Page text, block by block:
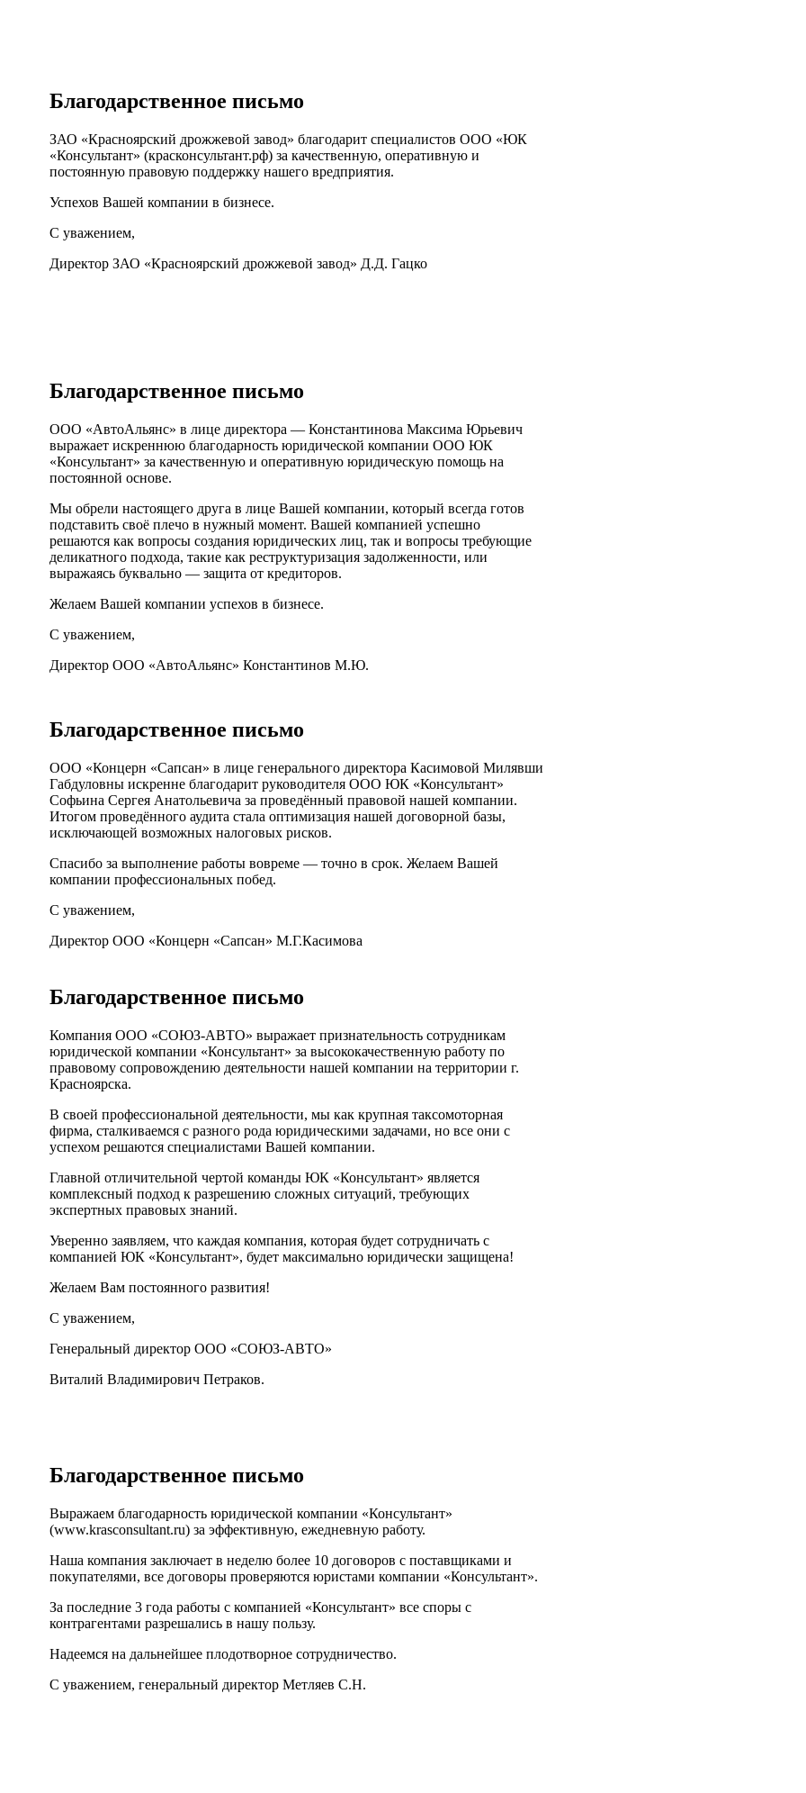
Благодарственное письмо
ЗАО «Красноярский дрожжевой завод» благодарит специалистов ООО «ЮК
«Консультант» (красконсультант.рф) за качественную, оперативную и
постоянную правовую поддержку нашего вредприятия.
Успехов Вашей компании в бизнесе.
С уважением,
Директор ЗАО «Красноярский дрожжевой завод» Д.Д. Гацко
Благодарственное письмо
ООО «АвтоАльянс» в лице директора — Константинова Максима Юрьевич
выражает искреннюю благодарность юридической компании ООО ЮК
«Консультант» за качественную и оперативную юридическую помощь на
постоянной основе.
Мы обрели настоящего друга в лице Вашей компании, который всегда готов
подставить своё плечо в нужный момент. Вашей компанией успешно
решаются как вопросы создания юридических лиц, так и вопросы требующие
деликатного подхода, такие как реструктуризация задолженности, или
выражаясь буквально — защита от кредиторов.
Желаем Вашей компании успехов в бизнесе.
С уважением,
Директор ООО «АвтоАльянс» Константинов М.Ю.
Благодарственное письмо
ООО «Концерн «Сапсан» в лице генерального директора Касимовой Милявши
Габдуловны искренне благодарит руководителя ООО ЮК «Консультант»
Софьина Сергея Анатольевича за проведённый правовой нашей компании.
Итогом проведённого аудита стала оптимизация нашей договорной базы,
исключающей возможных налоговых рисков.
Спасибо за выполнение работы вовреме — точно в срок. Желаем Вашей
компании профессиональных побед.
С уважением,
Директор ООО «Концерн «Сапсан» М.Г.Касимова
Благодарственное письмо
Компания ООО «СОЮЗ-АВТО» выражает признательность сотрудникам
юридической компании «Консультант» за высококачественную работу по
правовому сопровождению деятельности нашей компании на территории г.
Красноярска.
В своей профессиональной деятельности, мы как крупная таксомоторная
фирма, сталкиваемся с разного рода юридическими задачами, но все они с
успехом решаются специалистами Вашей компании.
Главной отличительной чертой команды ЮК «Консультант» является
комплексный подход к разрешению сложных ситуаций, требующих
экспертных правовых знаний.
Уверенно заявляем, что каждая компания, которая будет сотрудничать с
компанией ЮК «Консультант», будет максимально юридически защищена!
Желаем Вам постоянного развития!
С уважением,
Генеральный директор ООО «СОЮЗ-АВТО»
Виталий Владимирович Петраков.
Благодарственное письмо
Выражаем благодарность юридической компании «Консультант»
(www.krasconsultant.ru) за эффективную, ежедневную работу.
Наша компания заключает в неделю более 10 договоров с поставщиками и
покупателями, все договоры проверяются юристами компании «Консультант».
За последние 3 года работы с компанией «Консультант» все споры с
контрагентами разрешались в нашу пользу.
Надеемся на дальнейшее плодотворное сотрудничество.
С уважением, генеральный директор Метляев С.Н.